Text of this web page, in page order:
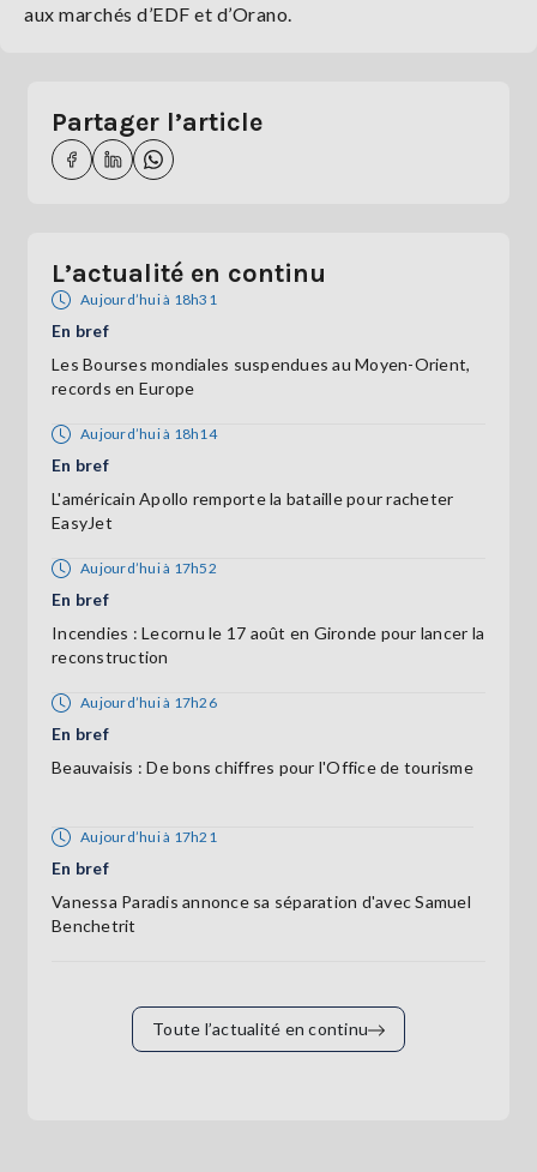
aux marchés d’EDF et d’Orano.
Partager l’article
L’actualité en continu
Aujourd’hui à 18h31
En bref
Les Bourses mondiales suspendues au Moyen-Orient,
records en Europe
Aujourd’hui à 18h14
En bref
L'américain Apollo remporte la bataille pour racheter
EasyJet
Aujourd’hui à 17h52
En bref
Incendies : Lecornu le 17 août en Gironde pour lancer la
reconstruction
Aujourd’hui à 17h26
En bref
Beauvaisis : De bons chiffres pour l'Office de tourisme
Aujourd’hui à 17h21
En bref
Vanessa Paradis annonce sa séparation d'avec Samuel
Benchetrit
Toute l’actualité en continu